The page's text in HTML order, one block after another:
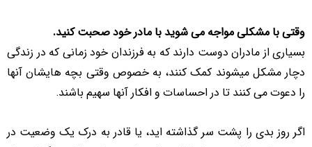
وقتی با مشکلی مواجه می شوید با مادر خود صحبت کنید.
بسیاری از مادران دوست دارند که به فرزندان خود زمانی که در زندگی
دچار مشکل میشوند کمک کنند، به خصوص وقتی بچه هایشان آنها
را دعوت می کنند تا در احساسات و افکار آنها سهیم باشند.
اگر روز بدی را پشت سر گذاشته اید، یا قادر به درک یک وضعیت در